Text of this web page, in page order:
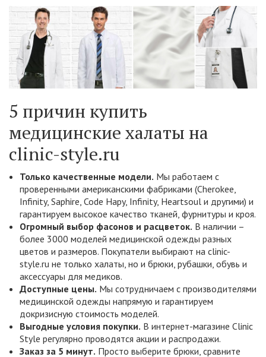
5 причин купить
медицинские халаты на
clinic-style.ru
Только качественные модели. Мы работаем с
проверенными американскими фабриками (Cherokee,
Infinity, Saphire, Code Hapy, Infinity, Heartsoul и другими) и
гарантируем высокое качество тканей, фурнитуры и кроя.
Огромный выбор фасонов и расцветок. В наличии –
более 3000 моделей медицинской одежды разных
цветов и размеров. Покупатели выбирают на clinic-
style.ru не только халаты, но и брюки, рубашки, обувь и
аксессуары для медиков.
Доступные цены. Мы сотрудничаем с производителями
медицинской одежды напрямую и гарантируем
докризисную стоимость моделей.
Выгодные условия покупки. В интернет-магазине Clinic
Style регулярно проводятся акции и распродажи.
Заказ за 5 минут. Просто выберите брюки, сравните